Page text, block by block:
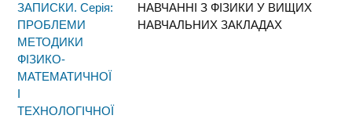
ЗАПИСКИ. Серія:
ПРОБЛЕМИ
МЕТОДИКИ
ФІЗИКО-
МАТЕМАТИЧНОЇ
І
ТЕХНОЛОГІЧНОЇ
НАВЧАННІ З ФІЗИКИ У ВИЩИХ
НАВЧАЛЬНИХ ЗАКЛАДАХ